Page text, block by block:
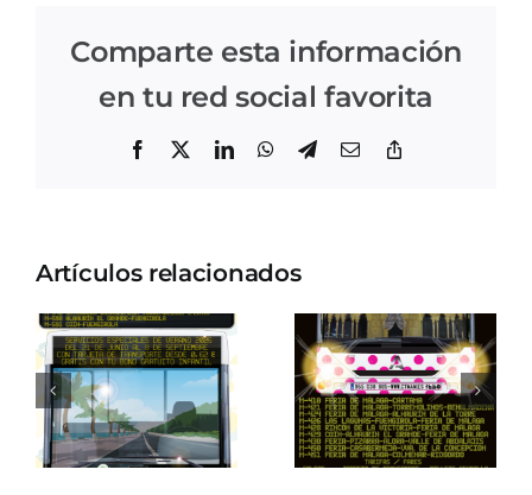
Comparte esta información
en tu red social favorita
Facebook LinkedInWhatsApp
Telegram
Correo
Artículos relacionados